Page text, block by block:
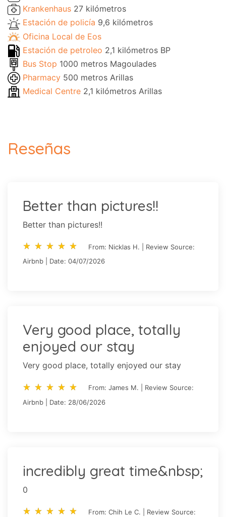
Krankenhaus 27 kilómetros
Estación de policía 9,6 kilómetros
Oficina Local de Eos
Estación de petroleo 2,1 kilómetros BP
Bus Stop 1000 metros Magoulades
Pharmacy 500 metros Arillas
Medical Centre 2,1 kilómetros Arillas
Reseñas
Better than pictures!!
Better than pictures!!
star_rate star_rate star_rate star_rate star_rate
star_rate star_rate star_rate star_rate star_rate
From: Nicklas H. | Review Source:
Airbnb | Date: 04/07/2026
Very good place, totally
enjoyed our stay
Very good place, totally enjoyed our stay
star_rate star_rate star_rate star_rate star_rate
star_rate star_rate star_rate star_rate star_rate
From: James M. | Review Source:
Airbnb | Date: 28/06/2026
incredibly great time&nbsp;
0
star_rate star_rate star_rate star_rate star_rate
star_rate star_rate star_rate star_rate star_rate
From: Chih Le C. | Review Source: